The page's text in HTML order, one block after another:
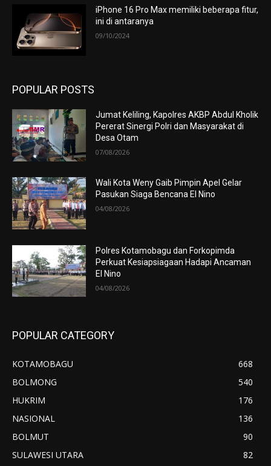
iPhone 16 Pro Max memiliki beberapa fitur,
ini di antaranya
09/10/2024
POPULAR POSTS
Jumat Keliling, Kapolres AKBP Abdul Kholik
Pererat Sinergi Polri dan Masyarakat di
Desa Otam
07/08/2026
Wali Kota Weny Gaib Pimpin Apel Gelar
Pasukan Siaga Bencana El Nino
04/08/2026
Polres Kotamobagu dan Forkopimda
Perkuat Kesiapsiagaan Hadapi Ancaman
El Nino
04/08/2026
POPULAR CATEGORY
KOTAMOBAGU
668
BOLMONG
540
HUKRIM
176
NASIONAL
136
BOLMUT
90
SULAWESI UTARA
82